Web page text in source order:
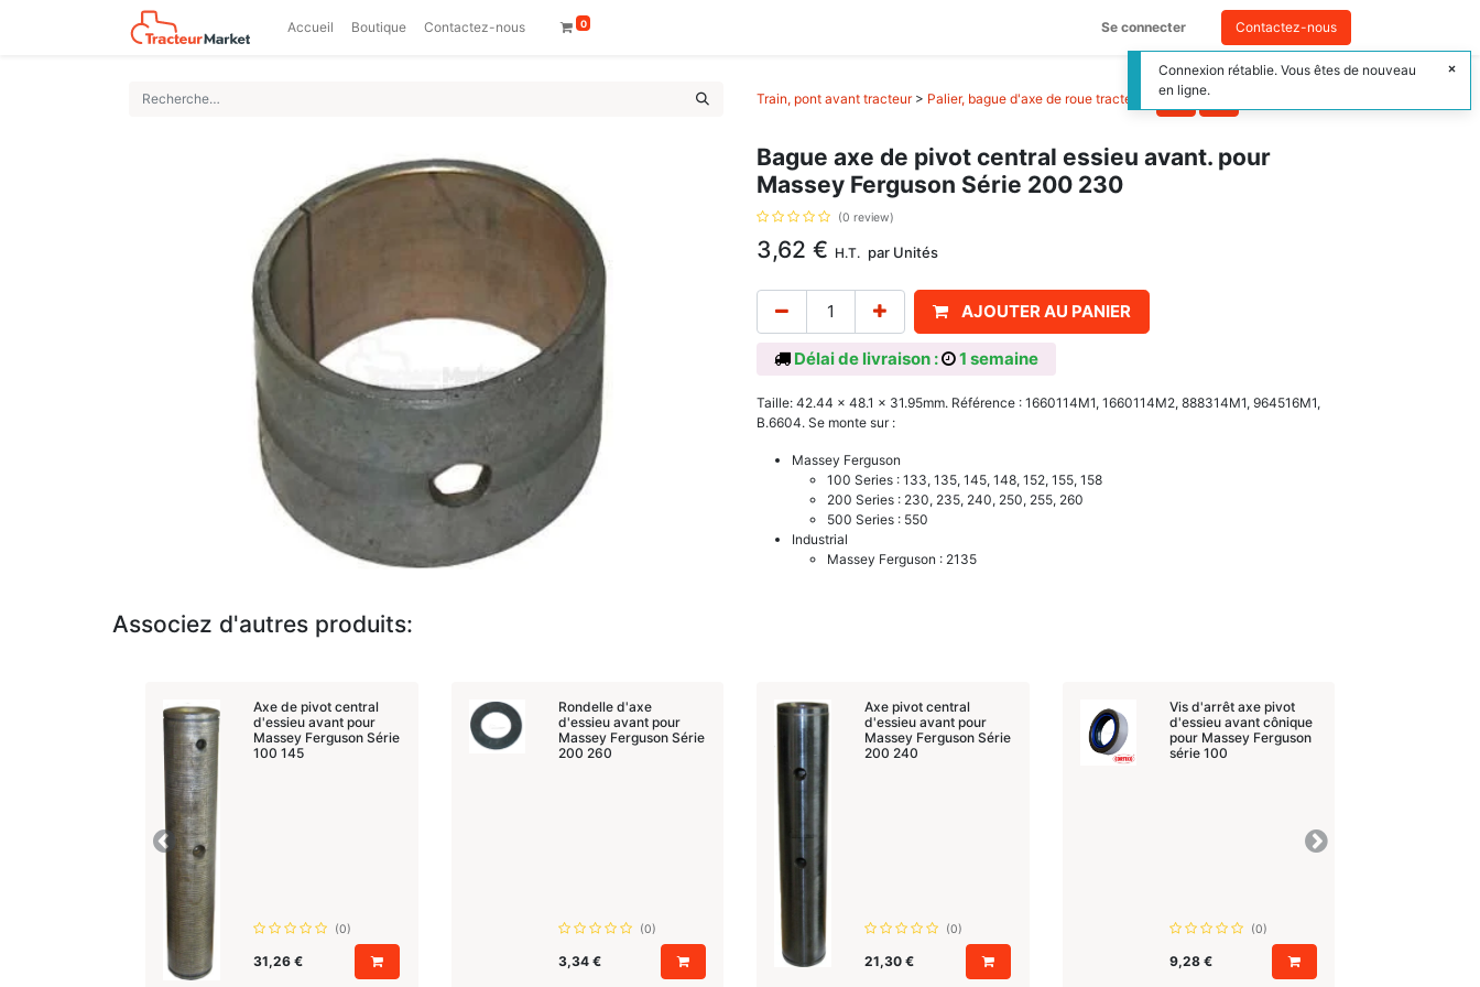
Accueil Boutique Contactez-nous 0 Se connecter Contactez-nous
Train, pont avant tracteur> Palier, bague d'axe de roue tracteur
Bague axe de pivot central essieu avant. pour
Massey Ferguson Série 200 230
(0 review)
3,62 € H.T. par Unités
AJOUTER AU PANIER
Délai de livraison : 1 semaine
Taille: 42.44 x 48.1 x 31.95mm. Référence : 1660114M1, 1660114M2, 888314M1, 964516M1,
B.6604. Se monte sur :
Massey Ferguson
100 Series : 133, 135, 145, 148, 152, 155, 158
200 Series : 230, 235, 240, 250, 255, 260
500 Series : 550
Industrial
Massey Ferguson : 2135
Associez d'autres produits:
Axe de pivot central
d'essieu avant pour
Massey Ferguson Série
100 145
(0)
31,26€
Rondelle d'axe
d'essieu avant pour
Massey Ferguson Série
200 260
(0)
3,34 €
Axe pivot central
d'essieu avant pour
Massey Ferguson Série
200 240
(0)
21,30€
Vis d'arrêt axe pivot
d'essieu avant cônique
pour Massey Ferguson
série 100
(0)
9,28 €
Précedent Suivant
Connexion rétablie. Vous êtes de nouveau
en ligne.